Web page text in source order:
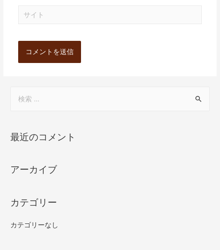
最近のコメント
アーカイブ
カテゴリー
カテゴリーなし